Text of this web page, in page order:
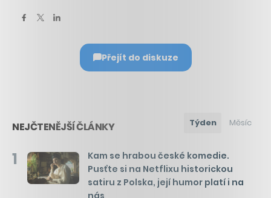
Přejít do diskuze
NEJČTENĚJŠÍ ČLÁNKY Týden Měsíc
1
Kam se hrabou české komedie.
Pusťte si na Netflixu historickou
satiru z Polska, její humor platí i na
nás